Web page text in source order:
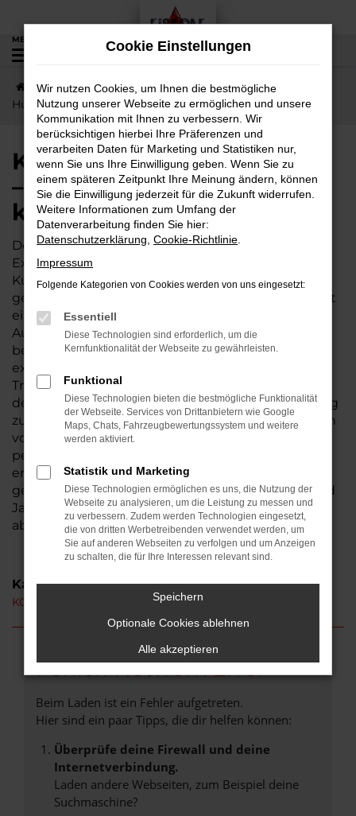
Zum
Hauptinhalt
springen
MENÜ
Startseite Hungen KGM
Kurze Wege nach
Hungen – jetzt KGM Musso günstig kaufen
Kurze Wege nach Hungen
– jetzt KGM Musso günstig
kaufen
Der KGM Musso wird gleichermaßen von
Expertinnen und Experten wie von unserer
Kundschaft aus Hungen und Umgebung
geschätzt. Dieses Fahrzeug ist vielseitig und bietet
ein exzellentes Preis-Leistungs-Verhältnis. Wer im
Autohaus Lisson kauft, darf sich zudem auf einige
besondere Vorteile freuen. Unser Familienbetrieb
existiert seit 1974, somit sind wir ein
Traditionsunternehmen und seit der Gründung in
der Wetterau beheimatet. Aus Hungen ist der Weg
zu uns nicht weit. Bestimmt haben auch Sie schon
von uns gehört – wir laden Sie herzlich ein, uns
persönlich kennen zu lernen. Ihren KGM Musso
erhalten Sie auf Wunsch als Neuwagen oder auch
gebraucht. Hinzu kommen Tageszulassungen und
Jahreswagen, die unser breites Sortiment
abrunden.
Kategorie
KGM Musso Hungen
Fehler: Network Error
Beim Laden ist ein Fehler aufgetreten.
Hier sind ein paar Tipps, die dir helfen können:
Überprüfe deine Firewall und deine
Internetverbindung.
Laden andere Webseiten, zum Beispiel deine
Suchmaschine?
Cookie Einstellungen
Wir nutzen Cookies, um Ihnen die bestmögliche
Nutzung unserer Webseite zu ermöglichen und unsere
Kommunikation mit Ihnen zu verbessern. Wir
berücksichtigen hierbei Ihre Präferenzen und
verarbeiten Daten für Marketing und Statistiken nur,
wenn Sie uns Ihre Einwilligung geben. Wenn Sie zu
einem späteren Zeitpunkt Ihre Meinung ändern, können
Sie die Einwilligung jederzeit für die Zukunft widerrufen.
Weitere Informationen zum Umfang der
Datenverarbeitung finden Sie hier:
Datenschutzerklärung Cookie-Richtlinie
Impressum
Folgende Kategorien von Cookies werden von uns eingesetzt:
Essentiell
Diese Technologien sind erforderlich, um die
Kernfunktionalität der Webseite zu gewährleisten.
Funktional
Diese Technologien bieten die bestmögliche Funktionalität
der Webseite. Services von Drittanbietern wie Google
Maps, Chats, Fahrzeugbewertungssystem und weitere
werden aktiviert.
Statistik und Marketing
Diese Technologien ermöglichen es uns, die Nutzung der
Webseite zu analysieren, um die Leistung zu messen und
zu verbessern. Zudem werden Technologien eingesetzt,
die von dritten Werbetreibenden verwendet werden, um
Sie auf anderen Webseiten zu verfolgen und um Anzeigen
zu schalten, die für Ihre Interessen relevant sind.
Speichern
Optionale Cookies ablehnen
Alle akzeptieren